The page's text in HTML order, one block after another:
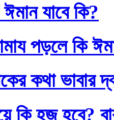
যাবে কি?
পড়লে কি
কথা ভাবার
কি হজ হবে?